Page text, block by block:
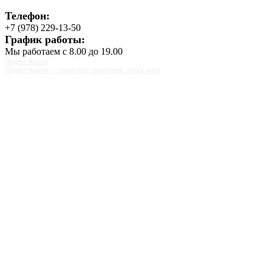
Телефон:
+7 (978) 229-13-50
График работы:
Мы работаем с 8.00 до 19.00